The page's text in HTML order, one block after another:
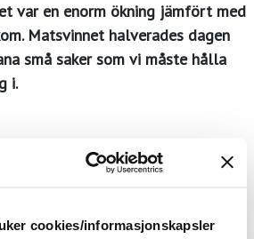
cookies/informasjonskapsler
var en enorm ökning jämfört med
Matsvinnet halverades dagen
små saker som vi måste hålla
i.
har Sundvolden redan